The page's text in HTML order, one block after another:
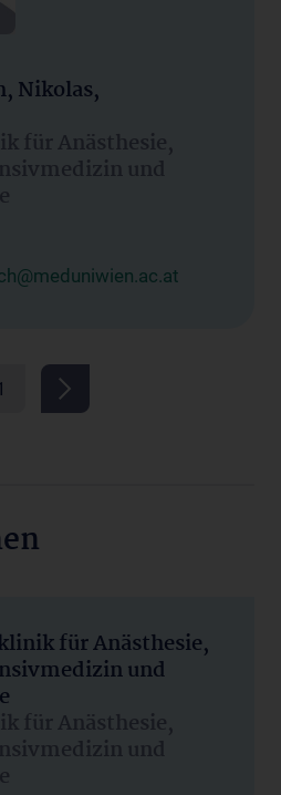
Nikolas,
für Anästhesie,
und
für Anästhesie,
und
für Anästhesie,
und